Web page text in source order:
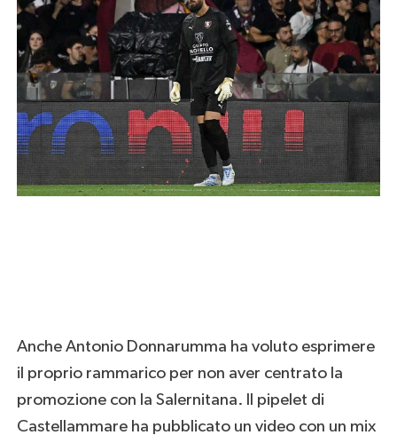
Anche Antonio Donnarumma ha voluto esprimere
il proprio rammarico per non aver centrato la
promozione con la Salernitana. Il pipelet di
Castellammare ha pubblicato un video con un mix